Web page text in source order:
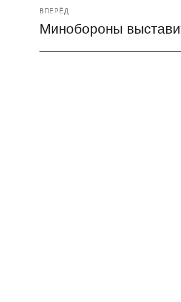
ВПЕРЁД
Следующая
Минобороны